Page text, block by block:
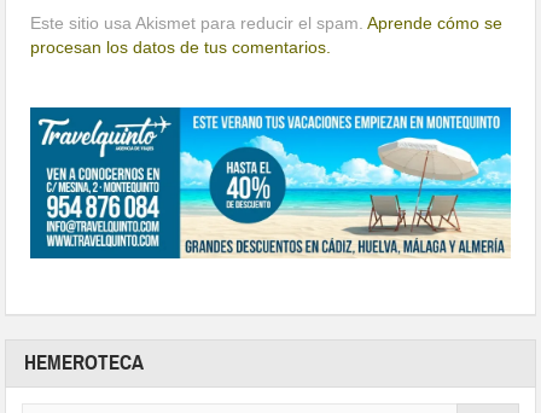
Este sitio usa Akismet para reducir el spam.Aprende cómo se
procesan los datos de tus comentarios.
HEMEROTECA